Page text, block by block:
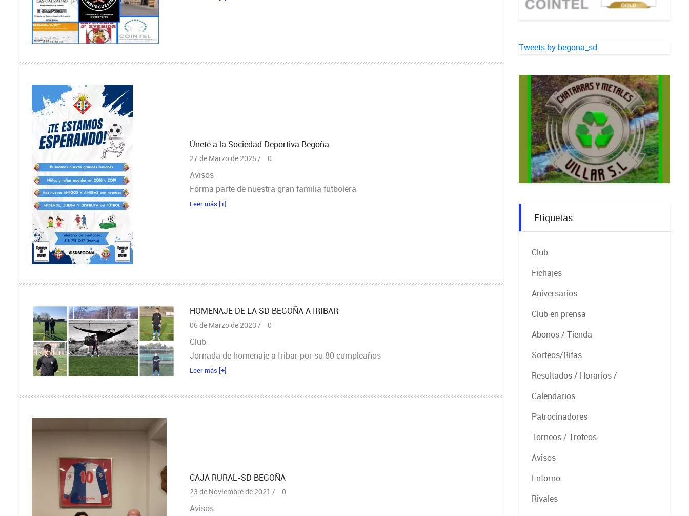
Únete a la Sociedad Deportiva Begoña
27 de Marzo de 2025 / 0
Avisos
Forma parte de nuestra gran familia futbolera
Leer más [+]
HOMENAJE DE LA SD BEGOÑA A IRIBAR
06 de Marzo de 2023 / 0
Club
Jornada de homenaje a Iribar por su 80 cumpleaños
Leer más [+]
CAJA RURAL-SD BEGOÑA
23 de Noviembre de 2021 / 0
Avisos
Tweets by begona_sd
Etiquetas
Club
Fichajes
Aniversarios
Club en prensa
Abonos / Tienda
Sorteos/Rifas
Resultados / Horarios /
Calendarios
Patrocinadores
Torneos / Trofeos
Avisos
Entorno
Rivales